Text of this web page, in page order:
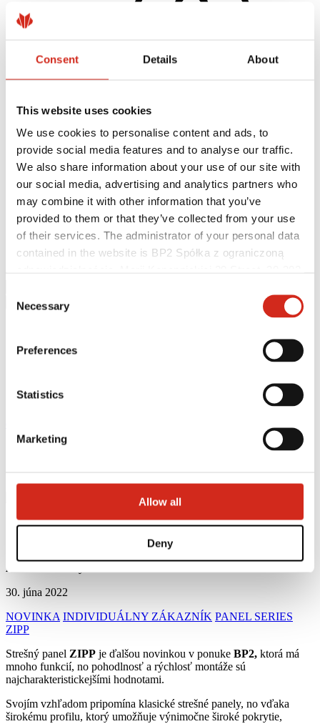
Consent Details About
This website uses cookies
We use cookies to personalise content and ads, to
provide social media features and to analyse our traffic.
We also share information about your use of our site with
our social media, advertising and analytics partners who
may combine it with other information that you’ve
provided to them or that they’ve collected from your use
of their services. The administrator of your personal data
contained in the website is BP2 Spółka z ograniczoną
121387608.
Selection
Necessary
Preferences
Statistics
Marketing
Allow all
Deny
Užitočné odkazy
Registrácia záruky
Realizácie a inšpirácie
Súbory na stiahnutie
Knižnica BIM
Najčastejšie otázky (FAQ)
Na stiahnutie
Domovska stranka
Späť k novinkám
Strešný panel ZIPP
Amadeusz Różycki
30. júna 2022
NOVINKA INDIVIDUÁLNY ZÁKAZNÍK PANEL SERIES
ZIPP
Strešný panel ZIPP je ďalšou novinkou v ponuke BP2, ktorá má
mnoho funkcií, no pohodlnosť a rýchlosť montáže sú
najcharakteristickejšími hodnotami.
Svojím vzhľadom pripomína klasické strešné panely, no vďaka
širokému profilu, ktorý umožňuje výnimočne široké pokrytie,